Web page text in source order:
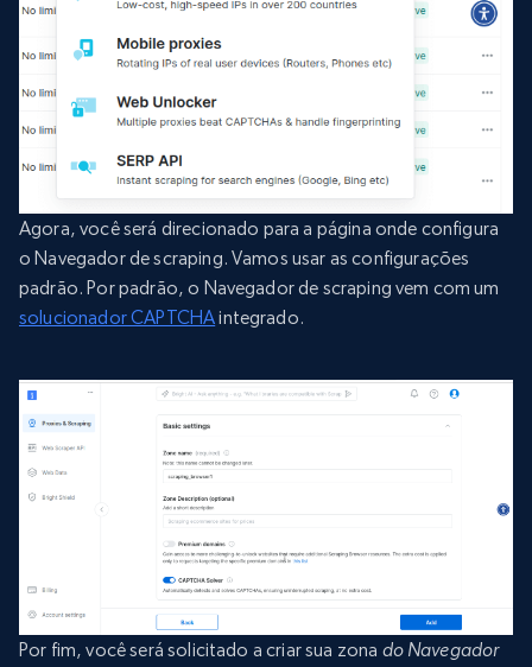
Agora, você será direcionado para a página onde configura
o Navegador de scraping. Vamos usar as configurações
padrão. Por padrão, o Navegador de scraping vem com um
solucionador CAPTCHAintegrado.
Por fim, você será solicitado a criar sua zona do Navegador